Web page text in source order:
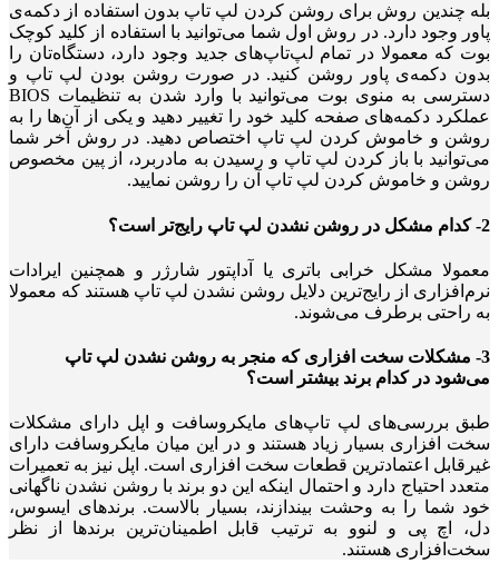
بله چندین روش برای روشن کردن لپ تاپ بدون استفاده از دکمه‌ی
پاور وجود دارد. در روش اول شما می‌توانید با استفاده از کلید کوچک
بوت که معمولا در تمام لپ‌تاپ‌های جدید وجود دارد، دستگاه‌تان را
بدون دکمه‌ی پاور روشن کنید. در صورت روشن بودن لپ تاپ و
دسترسی به منوی بوت می‌توانید با وارد شدن به تنظیمات BIOS
عملکرد دکمه‌های صفحه کلید خود را تغییر دهید و یکی از آن‌ها را به
روشن و خاموش کردن لپ تاپ اختصاص دهید. در روش آخر شما
می‌توانید با باز کردن لپ تاپ و رسیدن به مادربرد، از پین مخصوص
روشن و خاموش کردن لپ تاپ آن را روشن نمایید.
2- کدام مشکل در روشن نشدن لپ تاپ رایج‌تر است؟
معمولا مشکل خرابی باتری یا آداپتور شارژر و همچنین ایرادات
نرم‌افزاری از رایج‌ترین دلایل روشن نشدن لپ تاپ هستند که معمولا
به راحتی برطرف می‌شوند.
3- مشکلات سخت افزاری که منجر به روشن نشدن لپ تاپ
می‌شود در کدام برند بیشتر است؟
طبق بررسی‌های لپ تاپ‌های مایکروسافت و اپل دارای مشکلات
سخت افزاری بسیار زیاد هستند و در این میان مایکروسافت دارای
غیرقابل اعتماد‌ترین قطعات سخت ‌افزاری است. اپل نیز به تعمیرات
متعدد احتیاج دارد و احتمال اینکه این دو برند با روشن نشدن ناگهانی
خود شما را به وحشت بیندازند، بسیار بالاست. برندهای ایسوس،
دل، اچ پی و لنوو به ترتیب قابل اطمینان‌ترین برندها از نظر
سخت‌افزاری هستند.